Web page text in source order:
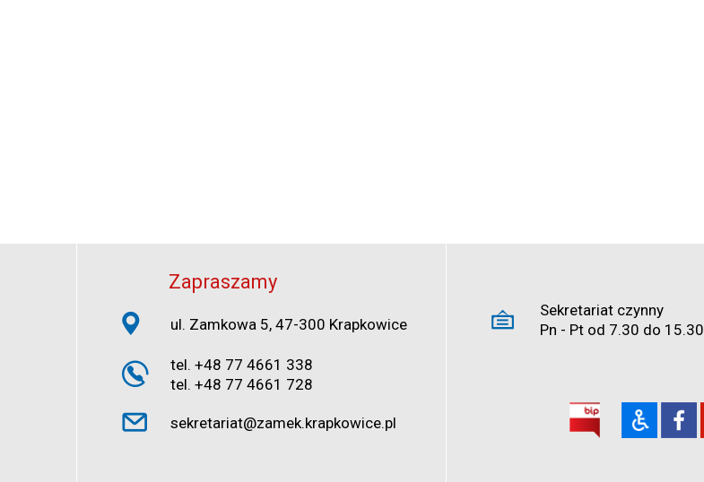
Zapraszamy
ul. Zamkowa 5, 47-300 Krapkowice
tel. +48 77 4661 338
tel. +48 77 4661 728
sekretariat@zamek.krapkowice.pl
Sekretariat czynny
Pn - Pt od 7.30 do 15.30